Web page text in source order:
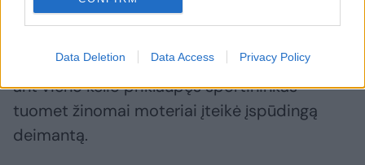
Data Deletion Data Access Privacy Policy
Balandžio viduryje UTMA kovos turnyro metu
ant vieno kelio priklaupęs sportininkas
tuomet žinomai moteriai įteikė įspūdingą
deimantą.